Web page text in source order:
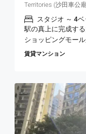
Territories (沙田車公
スタジオ ～ 4
駅の真上に完成す
ショッピングモール
賃貸マンション